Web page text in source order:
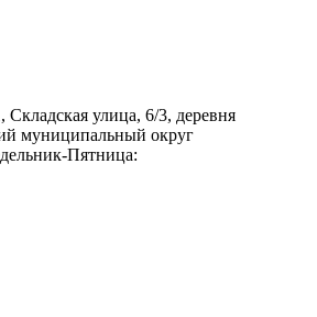
Складская улица, 6/3, деревня
муниципальный округ
Пятница: